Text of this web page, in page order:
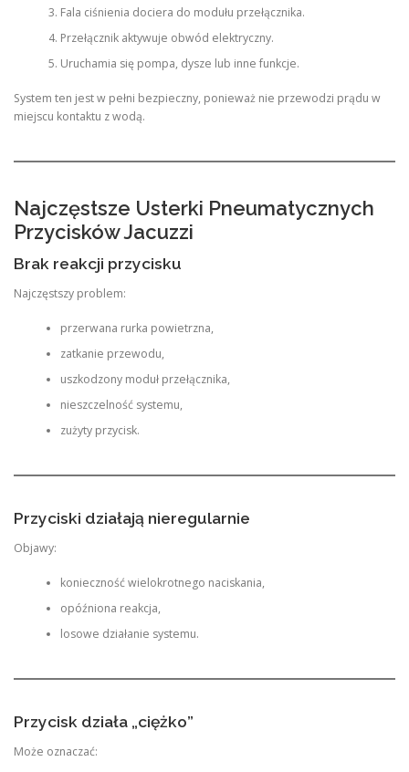
Fala ciśnienia dociera do modułu przełącznika.
Przełącznik aktywuje obwód elektryczny.
Uruchamia się pompa, dysze lub inne funkcje.
System ten jest w pełni bezpieczny, ponieważ nie przewodzi prądu w
miejscu kontaktu z wodą.
Najczęstsze Usterki Pneumatycznych
Przycisków Jacuzzi
Brak reakcji przycisku
Najczęstszy problem:
przerwana rurka powietrzna,
zatkanie przewodu,
uszkodzony moduł przełącznika,
nieszczelność systemu,
zużyty przycisk.
Przyciski działają nieregularnie
Objawy:
konieczność wielokrotnego naciskania,
opóźniona reakcja,
losowe działanie systemu.
Przycisk działa „ciężko”
Może oznaczać: